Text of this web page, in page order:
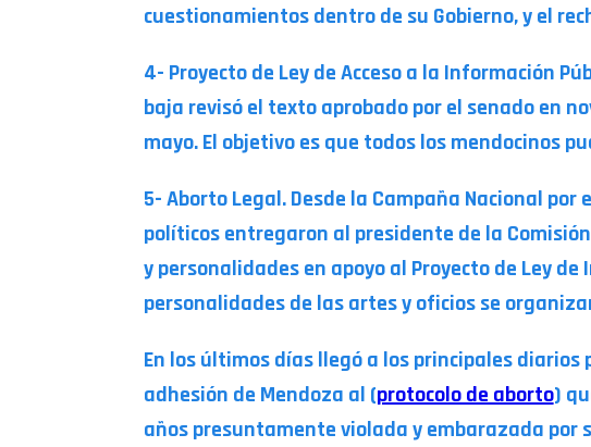
cuestionamientos dentro de su Gobierno, y el
4- Proyecto de Ley de Acceso a la Información
baja revisó el texto aprobado por el senado en
mayo. El objetivo es que todos los mendocinos
5- Aborto Legal. Desde la Campaña Nacional
políticos entregaron al presidente de la
y personalidades en apoyo al Proyecto de Ley
personalidades de las artes y oficios se
En los últimos días llegó a los principales
adhesión de Mendoza al (protocolo de aborto)
años presuntamente violada y embarazada por